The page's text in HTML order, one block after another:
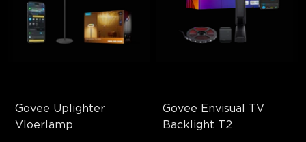
Govee Uplighter
Vloerlamp
Govee Envisual TV
Backlight T2